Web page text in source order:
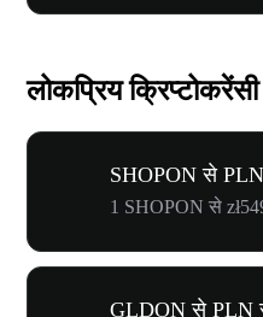
लोकप्रिय
SHOPON से
1 SHOPON से
GLDON से PLN